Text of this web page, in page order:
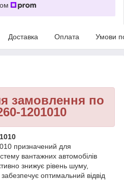
Доставка Оплата Умови
замовлення по
1201010
призначений для
вантажних автомобілів
знижує рівень шуму,
оптимальний відвід